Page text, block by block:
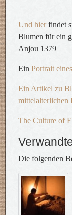
Und hierfindet
Blumen für ein
Anjou 1379
Ein Portrait
Ein Artikel zu
mittelalterlichen
The Culture of
Die folgenden